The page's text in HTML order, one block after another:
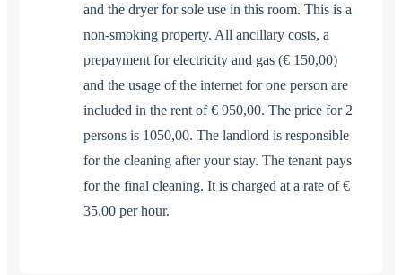
and the dryer for sole use in this room. This is a
non-smoking property. All ancillary costs, a
prepayment for electricity and gas (€ 150,00)
and the usage of the internet for one person are
included in the rent of € 950,00. The price for 2
persons is 1050,00. The landlord is responsible
for the cleaning after your stay. The tenant pays
for the final cleaning. It is charged at a rate of €
35.00 per hour.